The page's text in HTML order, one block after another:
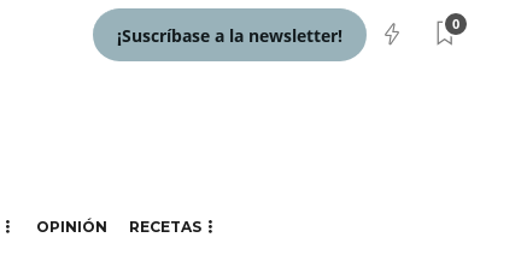
¡Suscríbase a la newsletter!
0
OPINIÓN RECETAS